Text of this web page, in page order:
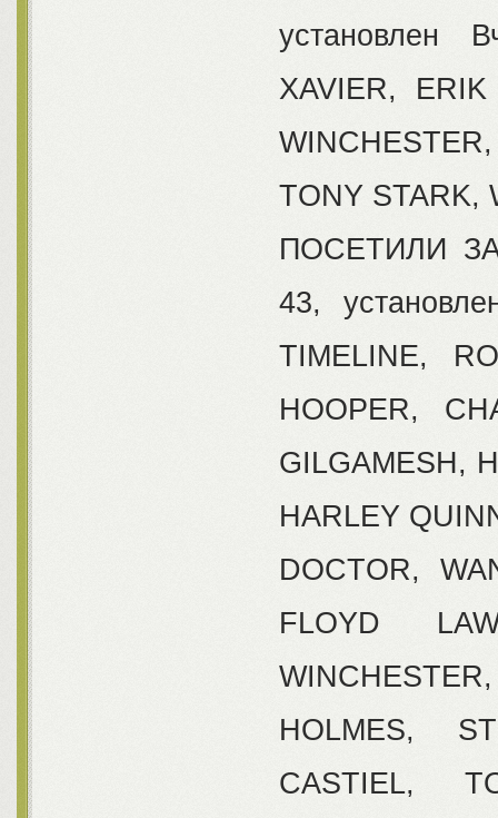
установлен
XAVIER,
TONY STARK,
ПОСЕТИЛИ ЗА
43,
TIMELINE,
HOOPER,
GILGAMESH,
HARLEY
DOCTOR,
FLOYD
HOLMES,
CASTIEL,